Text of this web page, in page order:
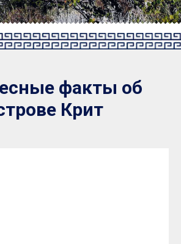
факты об
Крит